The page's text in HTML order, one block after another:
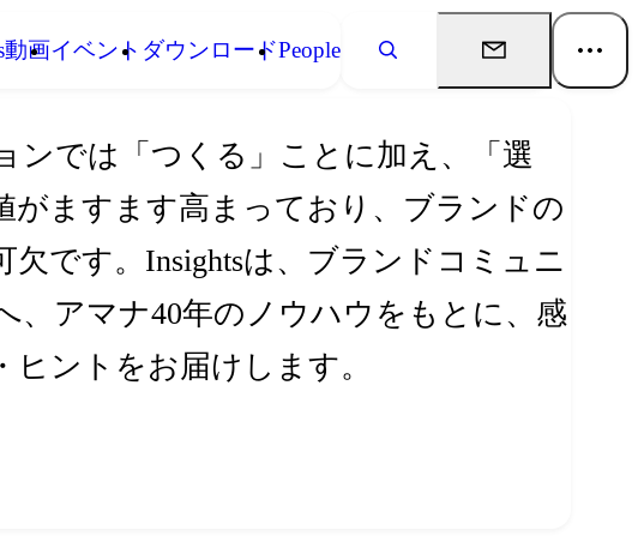
動画イベント ダウンロードPeople
ンでは「つくる」ことに加え、「選
がますます高まっており、ブランドの
です。Insightsは、ブランドコミュニ
、アマナ40年のノウハウをもとに、感
ントをお届けします。